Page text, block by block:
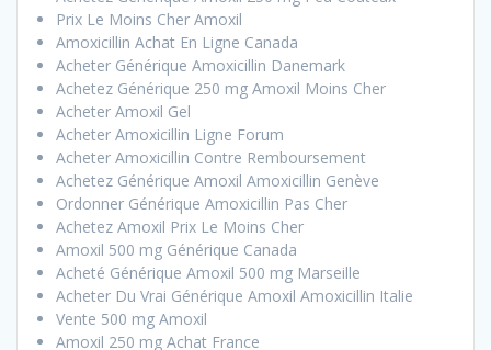
Prix Le Moins Cher Amoxil
Amoxicillin Achat En Ligne Canada
Acheter Générique Amoxicillin Danemark
Achetez Générique 250 mg Amoxil Moins Cher
Acheter Amoxil Gel
Acheter Amoxicillin Ligne Forum
Acheter Amoxicillin Contre Remboursement
Achetez Générique Amoxil Amoxicillin Genève
Ordonner Générique Amoxicillin Pas Cher
Achetez Amoxil Prix Le Moins Cher
Amoxil 500 mg Générique Canada
Acheté Générique Amoxil 500 mg Marseille
Acheter Du Vrai Générique Amoxil Amoxicillin Italie
Vente 500 mg Amoxil
Amoxil 250 mg Achat France